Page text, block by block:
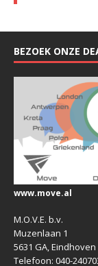
BEZOEK ONZE
www.move.al
M.O.V.E. b.v.
Muzenlaan 1
5631 GA, Eindhoven
Telefoon: 040-